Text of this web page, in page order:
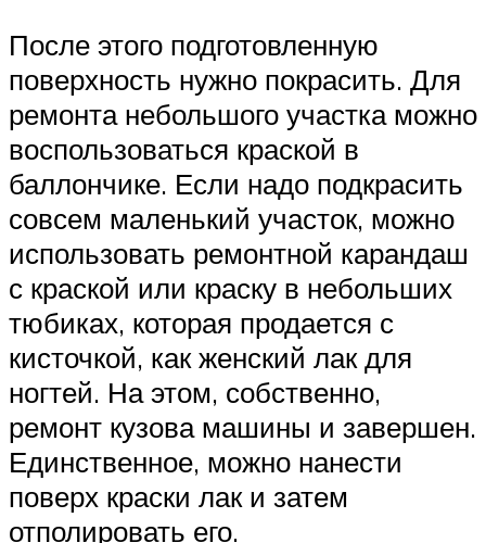
После этого подготовленную
поверхность нужно покрасить. Для
ремонта небольшого участка можно
воспользоваться краской в
баллончике. Если надо подкрасить
совсем маленький участок, можно
использовать ремонтной карандаш
с краской или краску в небольших
тюбиках, которая продается с
кисточкой, как женский лак для
ногтей. На этом, собственно,
ремонт кузова машины и завершен.
Единственное, можно нанести
поверх краски лак и затем
отполировать его.